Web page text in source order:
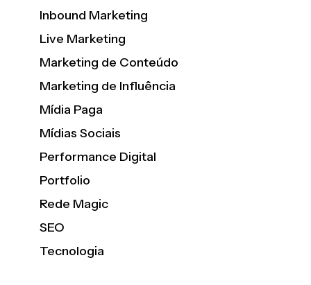
Inbound Marketing
Live Marketing
Marketing de Conteúdo
Marketing de Influência
Mídia Paga
Mídias Sociais
Performance Digital
Portfolio
Rede Magic
SEO
Tecnologia